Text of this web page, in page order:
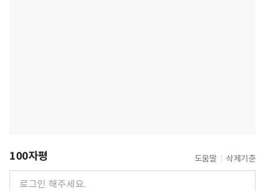
100자평 도움말 삭제기준